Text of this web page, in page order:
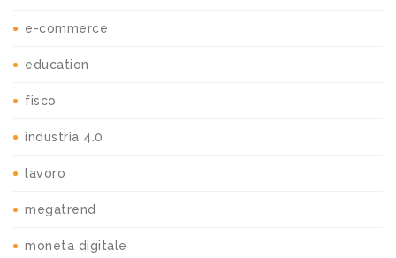
e-commerce
education
fisco
industria 4.0
lavoro
megatrend
moneta digitale